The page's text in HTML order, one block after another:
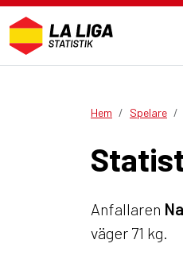
Hem Spelare
Anfallaren
väger 71 kg.